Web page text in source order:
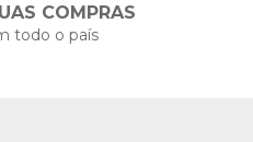
COMPRAS
todo o país